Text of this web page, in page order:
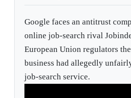
Google faces an antitrust
online job-search rival
European Union regulators
business had allegedly
job-search service.